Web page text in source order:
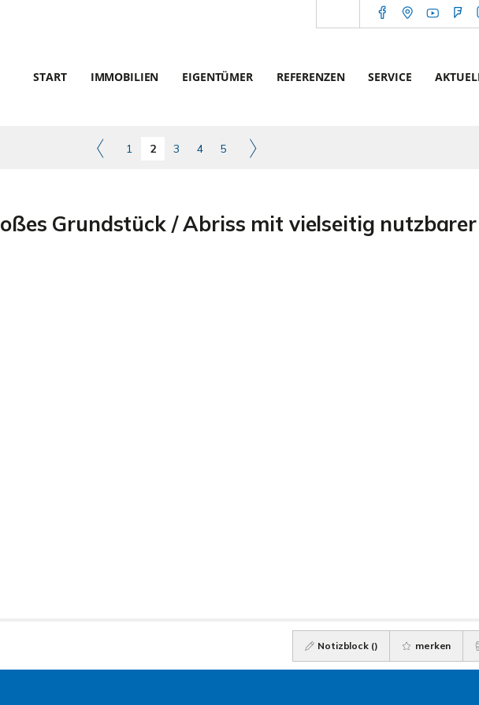
START IMMOBILIEN EIGENTÜMER REFERENZEN SERVICE
1 2 3 4 5
Grundstück / Abriss mit vielseitig
Notizblock () merken